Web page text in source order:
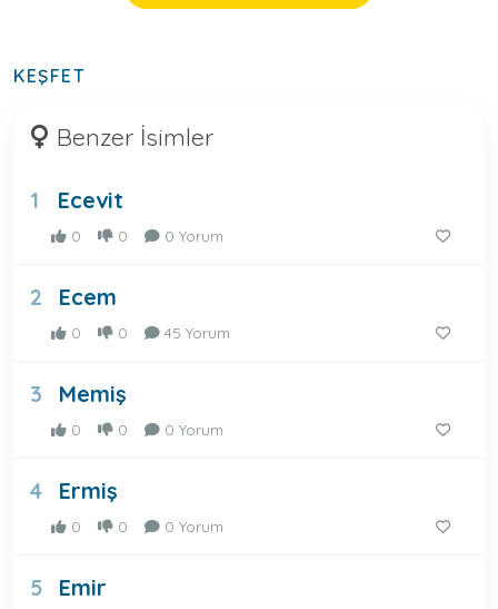
KEŞFET
Benzer İsimler
1 Ecevit
0 0 0 Yorum
2 Ecem
0 0 45 Yorum
3 Memiş
0 0 0 Yorum
4 Ermiş
0 0 0 Yorum
5 Emir